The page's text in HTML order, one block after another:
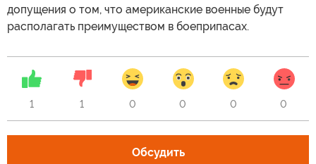
допущения о том, что американские военные будут
располагать преимуществом в боеприпасах.
1 1 0 0 0 0
Обсудить